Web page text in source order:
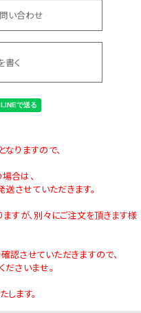
い合わせ
書く
りますので、
合は、
させていただきます。
すが、別々にご注文を頂きます様
させていただきますので、
さいませ。
ます。